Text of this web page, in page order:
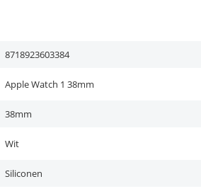
8718923603384
Apple Watch 1 38mm
38mm
Wit
Siliconen